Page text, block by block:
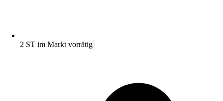
2 ST im Markt vorrätig